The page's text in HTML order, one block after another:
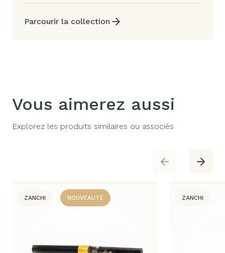
Parcourir la collection
Vous aimerez aussi
Explorez les produits similaires ou associés
ZANCHI NOUVEAUTÉ ZANCHI